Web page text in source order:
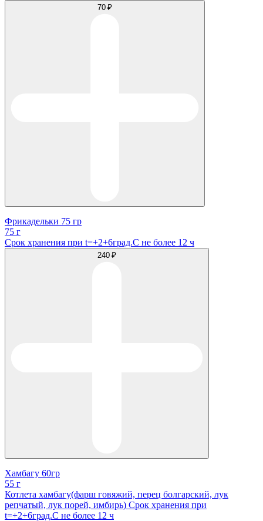
70 ₽
Фрикадельки 75 гр
75 г
Срок хранения при t=+2+6град.С не более 12 ч
240 ₽
Хамбагу 60гр
55 г
Котлета хамбагу(фарш говяжий, перец болгарский, лук
репчатый, лук порей, имбирь) Срок хранения при
t=+2+6град.С не более 12 ч